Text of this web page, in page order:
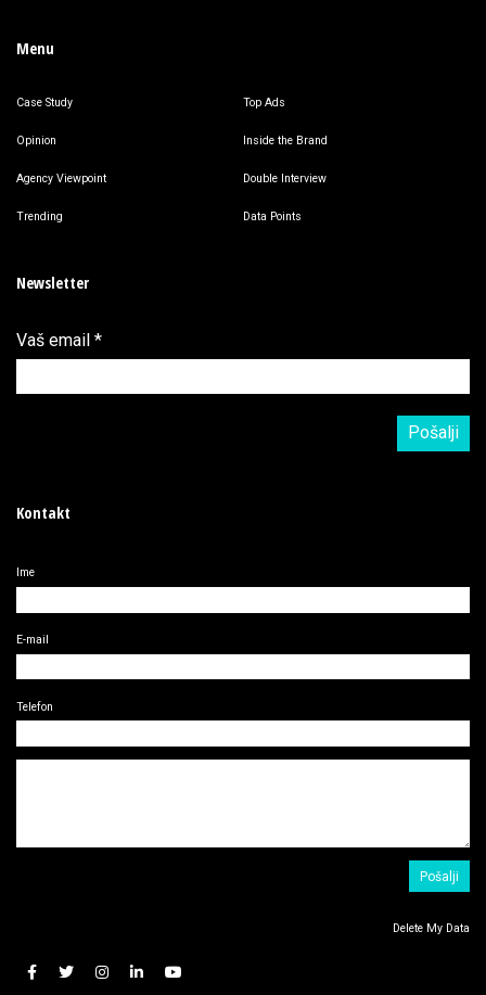
Menu
Case Study Top Ads
Opinion Inside the Brand
Agency Viewpoint Double Interview
Trending Data Points
Newsletter
Vaš email *
Kontakt
Ime
E-mail
Telefon
Delete My Data